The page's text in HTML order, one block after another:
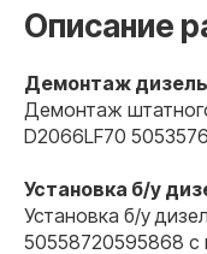
Описание
Демонтаж
Демонтаж
D2066LF70
Установка б/у
Установка б/у
50558720595868 с